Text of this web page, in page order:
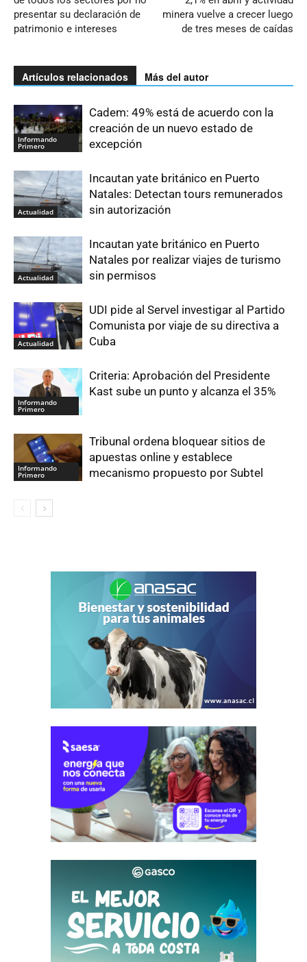
presentar su declaración de
patrimonio e intereses
minera vuelve a crecer luego
de tres meses de caídas
Artículos relacionados Más del autor
Informando
Primero
Cadem: 49% está de acuerdo con la
creación de un nuevo estado de
excepción
Actualidad
Incautan yate británico en Puerto
Natales: Detectan tours remunerados
sin autorización
Actualidad
Incautan yate británico en Puerto
Natales por realizar viajes de turismo
sin permisos
Actualidad
UDI pide al Servel investigar al Partido
Comunista por viaje de su directiva a
Cuba
Informando
Primero
Criteria: Aprobación del Presidente
Kast sube un punto y alcanza el 35%
Informando
Primero
Tribunal ordena bloquear sitios de
apuestas online y establece
mecanismo propuesto por Subtel